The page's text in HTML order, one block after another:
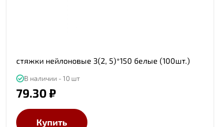
стяжки нейлоновые 3(2, 5)*150 белые (100шт.)
В наличии - 10 шт
79.30 ₽
Купить